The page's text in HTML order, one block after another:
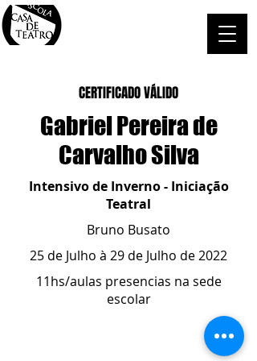
CERTIFICADO VÁLIDO
Gabriel Pereira de
Carvalho Silva
Intensivo de Inverno - Iniciação
Teatral
Bruno Busato
25 de Julho à 29 de Julho de 2022
11hs/aulas presencias na sede
escolar
ESCOLA CASA DE TEATRO